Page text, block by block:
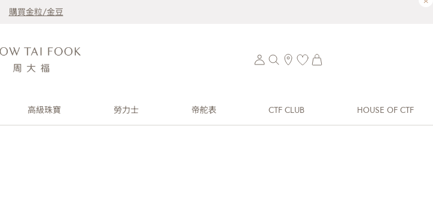
購買金粒/金豆
高級珠寶 勞力士 帝舵表 CTF CLUB HOUSE OF CTF